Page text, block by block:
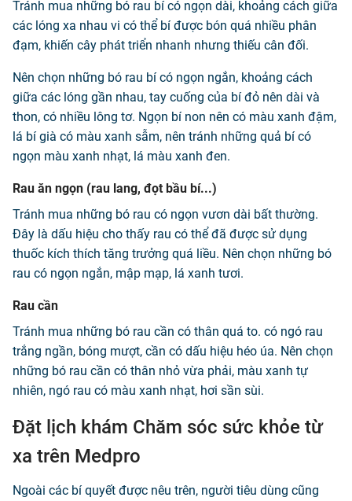
Tránh mua những bó rau bí có ngọn dài, khoảng cách giữa
các lóng xa nhau vi có thể bí được bón quá nhiều phân
đạm, khiến cây phát triển nhanh nhưng thiếu cân đối.
Nên chọn những bó rau bí có ngọn ngắn, khoảng cách
giữa các lóng gần nhau, tay cuống của bí đỏ nên dài và
thon, có nhiều lông tơ. Ngọn bí non nên có màu xanh đậm,
lá bí già có màu xanh sẫm, nên tránh những quả bí có
ngọn màu xanh nhạt, lá màu xanh đen.
Rau ăn ngọn (rau lang, đọt bầu bí...)
Tránh mua những bó rau có ngọn vươn dài bất thường.
Đây là dấu hiệu cho thấy rau có thể đã được sử dụng
thuốc kích thích tăng trưởng quá liều. Nên chọn những bó
rau có ngọn ngắn, mập mạp, lá xanh tươi.
Rau cần
Tránh mua những bó rau cần có thân quá to. có ngó rau
trắng ngần, bóng mượt, cần có dấu hiệu héo úa. Nên chọn
những bó rau cần có thân nhỏ vừa phải, màu xanh tự
nhiên, ngó rau có màu xanh nhạt, hơi sần sùi.
Đặt lịch khám Chăm sóc sức khỏe từ
xa trên Medpro
Ngoài các bí quyết được nêu trên, người tiêu dùng cũng